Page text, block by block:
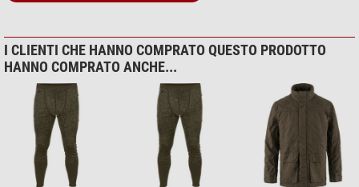
I CLIENTI CHE HANNO COMPRATO QUESTO PRODOTTO
HANNO COMPRATO ANCHE...